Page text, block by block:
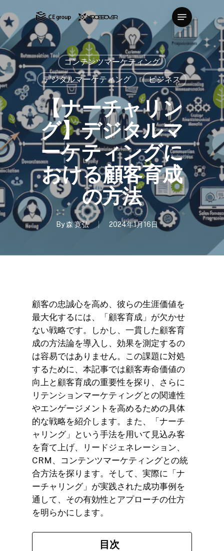
to
main
content
Menu
コンテンツマーケティング
デジタルマーケティング
ビジネス
【ナーチャリン
グ】デジタルマ
ーケティングに
おける顧客育成
の方法
By森 寛弘 2024年1月16日
顧客の忠誠心を高め、彼らの生涯価値を
最大化するには、「顧客育成」が欠かせ
ない戦略です。しかし、一貫した顧客育
成の方法論を導入し、効果を測定するの
は容易ではありません。この課題に対処
するために、本記事では顧客寿命価値の
向上と顧客育成の重要性を探り、さらに
リテンションマーケティングとの関連性
やエンゲージメントを高めるための具体
的な戦略を紹介します。また、「ナーチ
ャリング」という手法を用いて見込み客
を育て上げ、リードジェネレーション、
CRM、コンテンツマーケティングとの統
合方法を探ります。そして、実際に「ナ
ーチャリング」が実践された成功事例を
通して、その有効性とアプローチの仕方
を明らかにします。
目次
Close
Menu